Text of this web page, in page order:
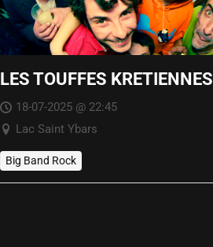
LES TOUFFES KRETIENNES
18-07-2025 @ 22:45
Lac Saint Ybars
Big Band Rock